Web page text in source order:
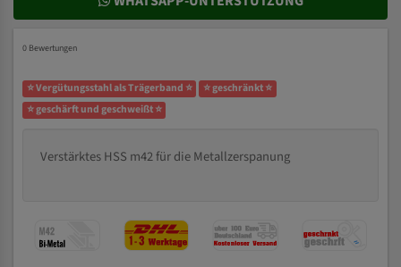
0 Bewertungen
⭐ Vergütungsstahl als Trägerband ⭐
⭐ geschränkt ⭐
⭐ geschärft und geschweißt ⭐
Verstärktes HSS m42 für die Metallzerspanung